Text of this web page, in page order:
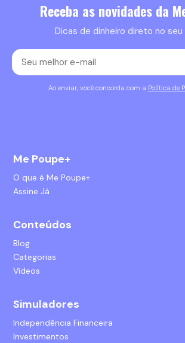
Receba as novidades da
Dicas de dinheiro direto no seu
Ao enviar, você concorda com a Política de
Me Poupe+
O que é Me Poupe+
Assine Já
Conteúdos
Blog
Categorias
Vídeos
Simuladores
Independência Financeira
Investimentos